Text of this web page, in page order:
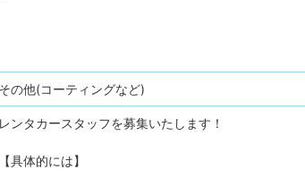
その他(コーティングなど)
レンタカースタッフを募集いたします！
【具体的には】